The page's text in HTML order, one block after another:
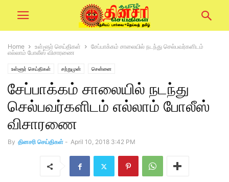
Home உள்ளூர் செய்திகள்
சேப்பாக்கம் சாலையில் நடந்து செல்பவர்களிடம்
எல்லாம் போலீஸ் விசாரணை
உள்ளூர் செய்திகள் சற்றுமுன் சென்னை
சேப்பாக்கம் சாலையில் நடந்து
செல்பவர்களிடம் எல்லாம் போலீஸ்
விசாரணை
By தினசரி செய்திகள் - April 10, 2018 3:42 PM